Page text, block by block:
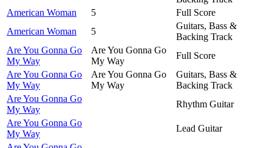
American Woman
5
Full Score
American Woman
5
Guitars, Bass &
Backing Track
Are You Gonna Go
My Way
Are You Gonna Go
My Way
Full Score
Are You Gonna Go
My Way
Are You Gonna Go
My Way
Guitars, Bass &
Backing Track
Are You Gonna Go
My Way
Rhythm Guitar
Are You Gonna Go
My Way
Lead Guitar